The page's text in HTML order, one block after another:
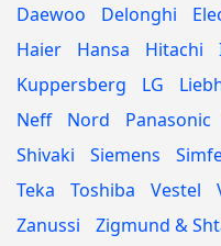
Daewoo
Delonghi
Haier
Hansa Hitachi
Kuppersberg
LG
Neff
Nord Panasonic
Shivaki
Siemens
Teka
Toshiba Vestel
Zanussi
Zigmund &